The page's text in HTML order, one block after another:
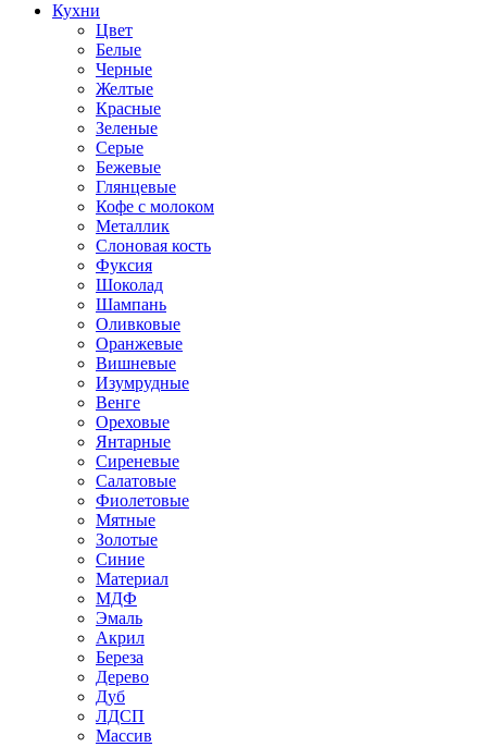
Кухни
Цвет
Белые
Черные
Желтые
Красные
Зеленые
Серые
Бежевые
Глянцевые
Кофе с молоком
Металлик
Слоновая кость
Фуксия
Шоколад
Шампань
Оливковые
Оранжевые
Вишневые
Изумрудные
Венге
Ореховые
Янтарные
Сиреневые
Салатовые
Фиолетовые
Мятные
Золотые
Синие
Материал
МДФ
Эмаль
Акрил
Береза
Дерево
Дуб
ЛДСП
Массив